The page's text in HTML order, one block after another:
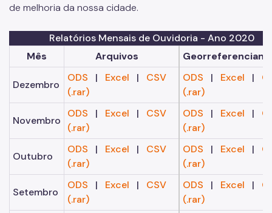
de melhoria da nossa cidade.
Relatórios Mensais de Ouvidoria - Ano 2020
Mês
Arquivos
Dezembro
ODS | Excel | CSV
(.rar)
ODS | Excel |
(.rar)
Novembro
ODS | Excel | CSV
(.rar)
ODS | Excel |
(.rar)
Outubro
ODS | Excel | CSV
(.rar)
ODS | Excel |
(.rar)
Setembro
ODS | Excel | CSV
(.rar)
ODS | Excel |
(.rar)